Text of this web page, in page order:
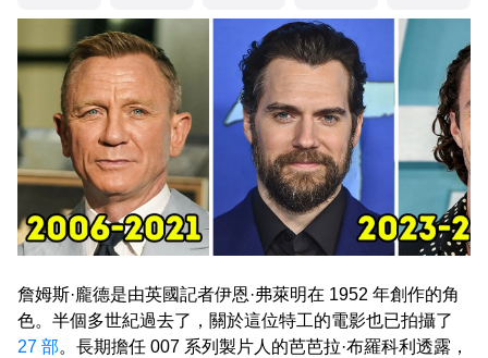
詹姆斯·龐德是由英國記者伊恩·弗萊明在 1952 年創作的角
色。半個多世紀過去了，關於這位特工的電影也已拍攝了
27 部。長期擔任 007 系列製片人的芭芭拉·布羅科利透露，